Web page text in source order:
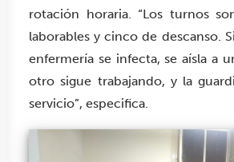
rotación horaria. “Los turnos
laborables y cinco de descanso.
enfermería se infecta, se aísla a
otro sigue trabajando, y la
servicio”, especifica.